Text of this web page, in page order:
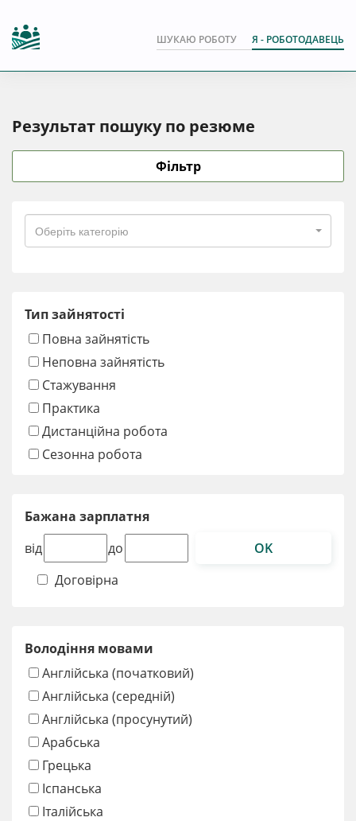
ШУКАЮ РОБОТУ Я - РОБОТОДАВЕЦЬ
Результат пошуку по резюме
Фільтр
Оберіть категорію
Тип зайнятості
Повна зайнятість
Неповна зайнятість
Стажування
Практика
Дистанційна робота
Сезонна робота
Бажана зарплатня
від
до
OK
Договірна
Володіння мовами
Англійська (початковий)
Англійська (середній)
Англійська (просунутий)
Арабська
Грецька
Іспанська
Італійська